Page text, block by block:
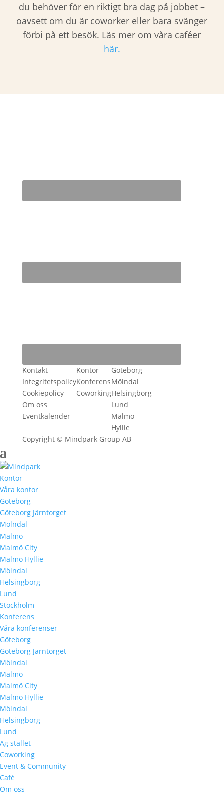
du behöver för en riktigt bra dag på jobbet –
oavsett om du är coworker eller bara svänger
förbi på ett besök. Läs mer om våra caféer
här.
Kontakt
Integritetspolicy
Cookiepolicy
Om oss
Eventkalender
Kontor
Konferens
Coworking
Göteborg
Mölndal
Helsingborg
Lund
Malmö
Hyllie
Copyright © Mindpark Group AB
Kontor
Våra kontor
Göteborg
Göteborg Järntorget
Mölndal
Malmö
Malmö City
Malmö Hyllie
Mölndal
Helsingborg
Lund
Stockholm
Konferens
Våra konferenser
Göteborg
Göteborg Järntorget
Mölndal
Malmö
Malmö City
Malmö Hyllie
Mölndal
Helsingborg
Lund
Äg stället
Coworking
Event & Community
Café
Om oss